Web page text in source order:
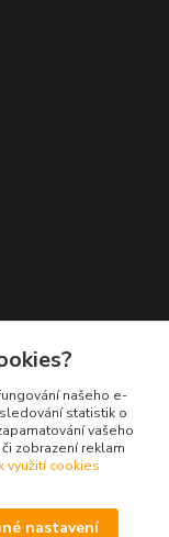
našeho e-
statistik o
vašeho
zobrazení reklam
využití cookies
nastavení